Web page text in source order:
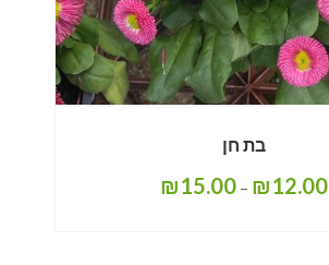
בת חן
₪12.00
–
₪15.00